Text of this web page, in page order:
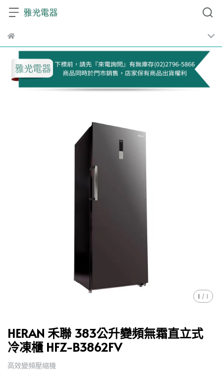
1 / 1
HERAN 禾聯 383公升變頻無霜直立式
冷凍櫃 HFZ-B3862FV
高效變頻壓縮機